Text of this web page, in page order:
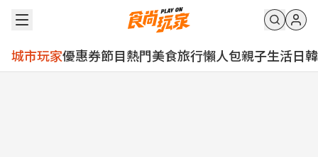
城市玩家優惠券節目熱門美食旅行懶人包親子生活日韓